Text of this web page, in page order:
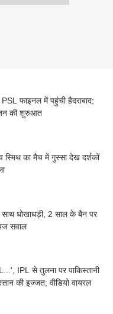
फाइनल में पहुंची हैदराबाद;
की शुरुआत
स्मिथ का मैच में गुस्सा देख दर्शकों
धोखाधड़ी, 2 साल के बैन पर
सवाल
IPL से तुलना पर पाकिस्तानी
की इज्जत; वीडियो वायरल